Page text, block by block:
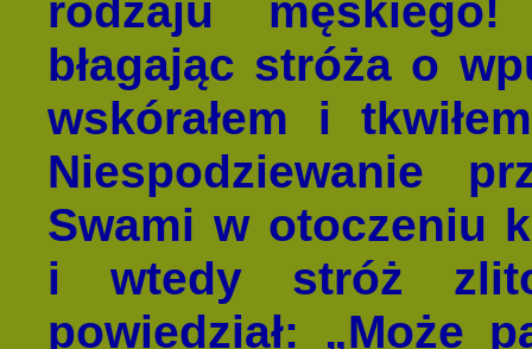
rodzaju
błagając stróża o
wskórałem i
Niespodziewanie
Swami w otoczeniu
i wtedy stróż
powiedział: „Może